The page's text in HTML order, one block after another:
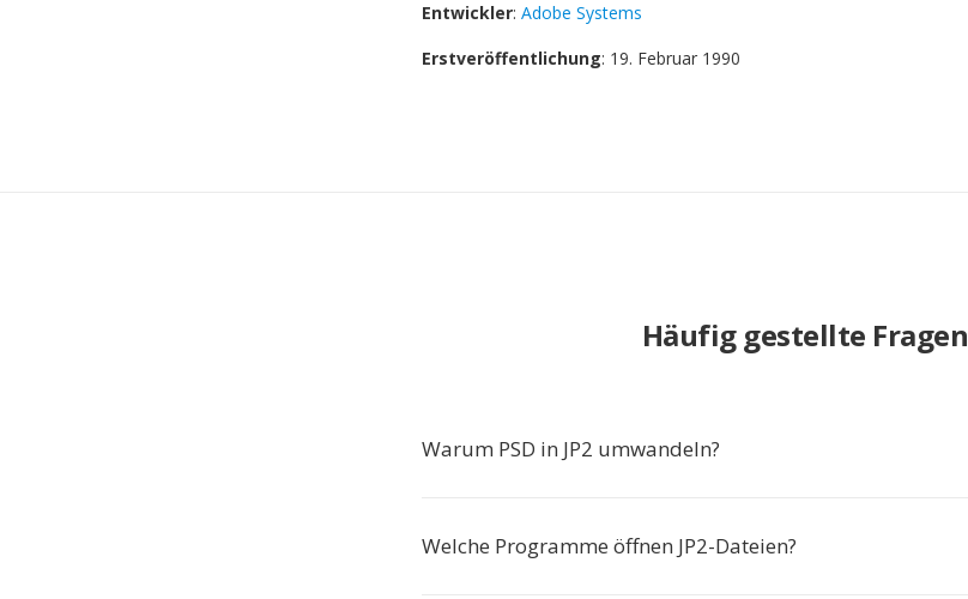
Entwickler: Adobe Systems
Erstveröffentlichung: 19. Februar 1990
Häufig gestellte Fragen
Warum PSD in JP2 umwandeln?
Welche Programme öffnen JP2-Dateien?